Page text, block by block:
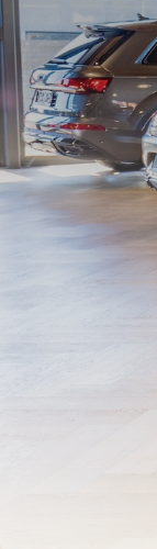
03
04
05
06